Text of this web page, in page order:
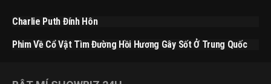
Charlie Puth Đính Hôn
Phim Về Cổ Vật Tìm Đường Hồi Hương Gây Sốt Ở Trung Quốc